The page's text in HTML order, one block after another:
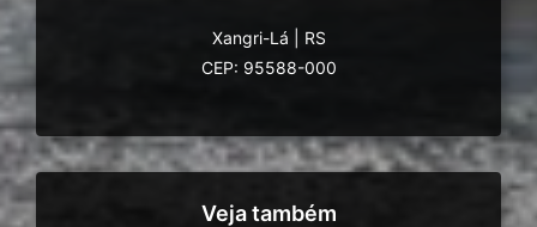
Xangri-Lá
RS
CEP: 95588-000
Veja também